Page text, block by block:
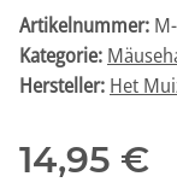
Artikelnummer:
Kategorie:
Hersteller: Het
14,95 €